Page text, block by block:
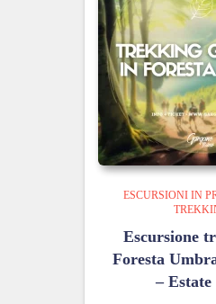
ESCURSIONI IN
Escursione
Foresta
– Estate